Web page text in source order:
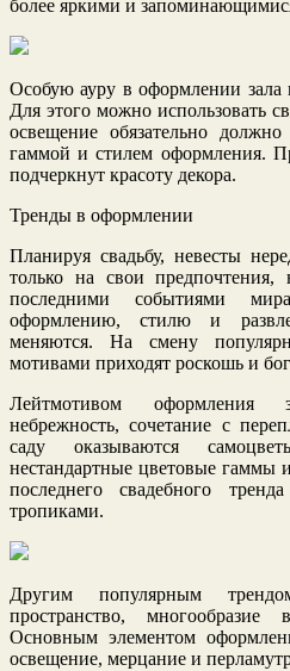
более яркими и
Особую ауру в оформлении зала
Для этого можно использовать
освещение обязательно
гаммой и стилем оформления.
подчеркнут красоту декора.
Тренды в оформлении
Планируя свадьбу, невесты
только на свои предпочтения,
последними событиями
оформлению, стилю и
меняются. На смену
мотивами приходят роскошь и
Лейтмотивом оформления
небрежность, сочетание с
саду оказываются
нестандартные цветовые гаммы
последнего свадебного
тропиками.
Другим популярным
пространство,
Основным элементом
освещение, мерцание и